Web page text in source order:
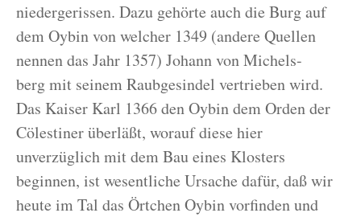
niedergerissen. Dazu gehörte auch die Burg auf
dem Oybin von welcher 1349 (andere Quellen
nennen das Jahr 1357) Johann von Michels-
berg mit seinem Raubgesindel vertrieben wird.
Das Kaiser Karl 1366 den Oybin dem Orden der
Cölestiner überläßt, worauf diese hier
unverzüglich mit dem Bau eines Klosters
beginnen, ist wesentliche Ursache dafür, daß wir
heute im Tal das Örtchen Oybin vorfinden und